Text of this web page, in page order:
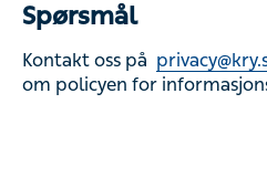
Spørsmål
Kontakt oss på
om policyen for